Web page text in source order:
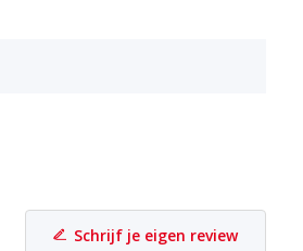
Schrijf je eigen review